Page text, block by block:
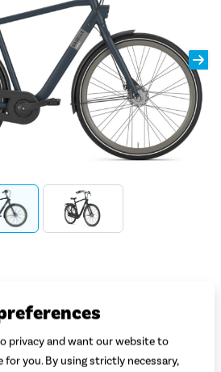
Blauw Mat
privacy and want our website to
for you. By using strictly necessary,